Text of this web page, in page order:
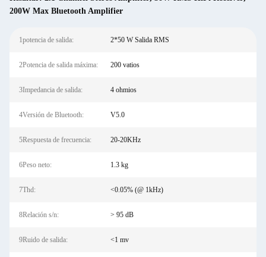
200W Max Bluetooth Amplifier
1potencia de salida: 2*50 W Salida RMS
2Potencia de salida máxima: 200 vatios
3Impedancia de salida: 4 ohmios
4Versión de Bluetooth: V5.0
5Respuesta de frecuencia: 20-20KHz
6Peso neto: 1.3 kg
7Thd: <0.05% (@ 1kHz)
8Relación s/n: > 95 dB
9Ruido de salida: <1 mv